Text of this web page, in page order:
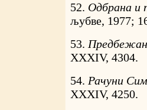
52. Одбрана и
љубве, 1977;
53.
XXXIV, 4304.
54. Рачуни
XXXIV, 4250.